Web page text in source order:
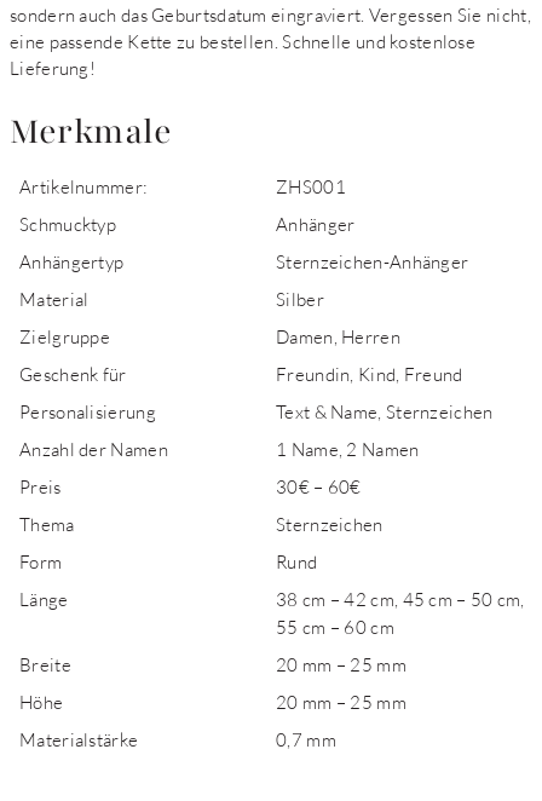
sondern auch das Geburtsdatum eingraviert. Vergessen Sie nicht,
eine passende Kette zu bestellen. Schnelle und kostenlose
Lieferung!
Merkmale
Artikelnummer:
ZHS001
Schmucktyp
Anhänger
Anhängertyp
Sternzeichen-Anhänger
Material
Silber
Zielgruppe
Damen, Herren
Geschenk für
Freundin, Kind, Freund
Personalisierung
Text & Name, Sternzeichen
Anzahl der Namen
1 Name, 2 Namen
Preis
30€ – 60€
Thema
Sternzeichen
Form
Rund
Länge
38 cm – 42 cm, 45 cm – 50 cm,
55 cm – 60 cm
Breite
20 mm – 25 mm
Höhe
20 mm – 25 mm
Materialstärke
0,7 mm